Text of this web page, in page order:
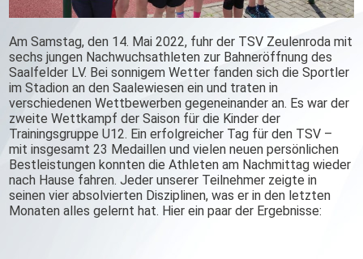
Am Samstag, den 14. Mai 2022, fuhr der TSV Zeulenroda mit
sechs jungen Nachwuchsathleten zur Bahneröffnung des
Saalfelder LV. Bei sonnigem Wetter fanden sich die Sportler
im Stadion an den Saalewiesen ein und traten in
verschiedenen Wettbewerben gegeneinander an. Es war der
zweite Wettkampf der Saison für die Kinder der
Trainingsgruppe U12. Ein erfolgreicher Tag für den TSV –
mit insgesamt 23 Medaillen und vielen neuen persönlichen
Bestleistungen konnten die Athleten am Nachmittag wieder
nach Hause fahren. Jeder unserer Teilnehmer zeigte in
seinen vier absolvierten Disziplinen, was er in den letzten
Monaten alles gelernt hat. Hier ein paar der Ergebnisse: